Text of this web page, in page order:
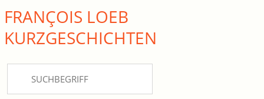
close Submenü
KURZGESCHICHTEN
FRANÇOIS LOEB
KURZ­GESCHICHTEN